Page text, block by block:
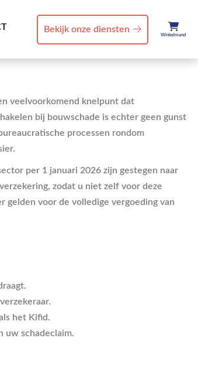
Winkelmand
Bekijk onze diensten
veelvoorkomend knelpunt dat
bij bouwschade is echter geen gunst
processen rondom
per 1 januari 2026 zijn gestegen naar
zodat u niet zelf voor deze
voor de volledige vergoeding van
het Kifid.
uw schadeclaim.